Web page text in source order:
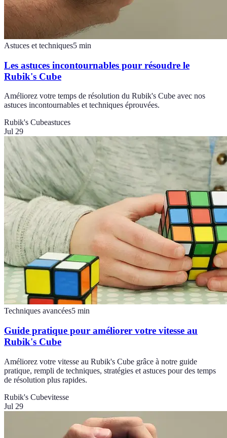
Astuces et techniques5 min
Les astuces incontournables pour résoudre le
Rubik's Cube
Améliorez votre temps de résolution du Rubik's Cube avec nos
astuces incontournables et techniques éprouvées.
Rubik's Cubeastuces
Jul 29
Techniques avancées5 min
Guide pratique pour améliorer votre vitesse au
Rubik's Cube
Améliorez votre vitesse au Rubik's Cube grâce à notre guide
pratique, rempli de techniques, stratégies et astuces pour des temps
de résolution plus rapides.
Rubik's Cubevitesse
Jul 29